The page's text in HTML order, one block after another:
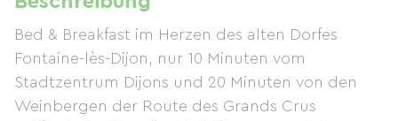
Bed & Breakfast im Herzen des alten Dorfes
Fontaine-lès-Dijon, nur 10 Minuten vom
Stadtzentrum Dijons und 20 Minuten von den
Weinbergen der Route des Grands Crus